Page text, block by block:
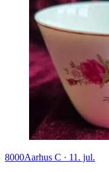
8000Aarhus C · 11. jul.